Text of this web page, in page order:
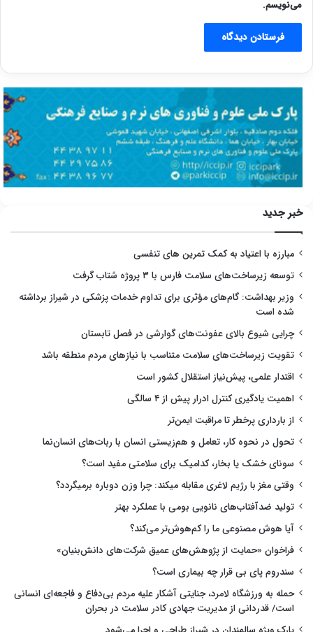
می‌نویسم.
خبر جدید
مبارزه با اعتیاد به کمک تمرین های تنفسی
توسعه زیرساخت‌های سلامت فارس با ۳ پروژه شتاب گرفت
وزیر بهداشت: گام‌های مؤثری برای تداوم خدمات پزشکی در شیراز برداشته
شده است
چرایی شیوع بالای عفونت‌های گوارشی در فصل تابستان
تقویت زیرساخت‌های سلامت متناسب با نیازهای مردم منطقه باشد
اقتدار علمی، پیش‌نیاز استقلال کشور است
اهمیت یادگیری کنترل ادرار پیش از ۴ سالگی
از بارداری پرخطر تا مراقبت ایمن‌تر
تحول در نحوه کار، تعامل و هم‌زیستی انسان با ربات‌های انسان‌نما
سونای خشک یا بخار، کدامیک برای سلامتی مفید است؟
وقتی مغز با رژیم لاغری مقابله میکند: چرا وزن دوباره برمیگردد؟
تولید ضدآفتاب‌های نانویی بومی با عملکرد بهتر
آیا هوش مصنوعی ما را کم‌هوش‌تر می‌کند؟
فراخوان «حمایت از پژوهش‌های عمیق شرکت‌های دانش‌بنیان»
سندروم پای بی قرار چه بیماری است؟
حمله به ورزشگاه لامرد، جنایتی آشکار علیه مردم بی‌دفاع و فاجعه‌ای انسانی
است/ قدردانی از مدیریت جهادی کادر سلامت در بحران